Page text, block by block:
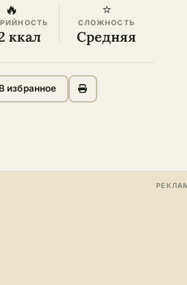
🔥
ккал
⭐
СЛОЖНОСТЬ
Средняя
В избранное